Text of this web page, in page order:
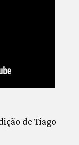
de Tiago